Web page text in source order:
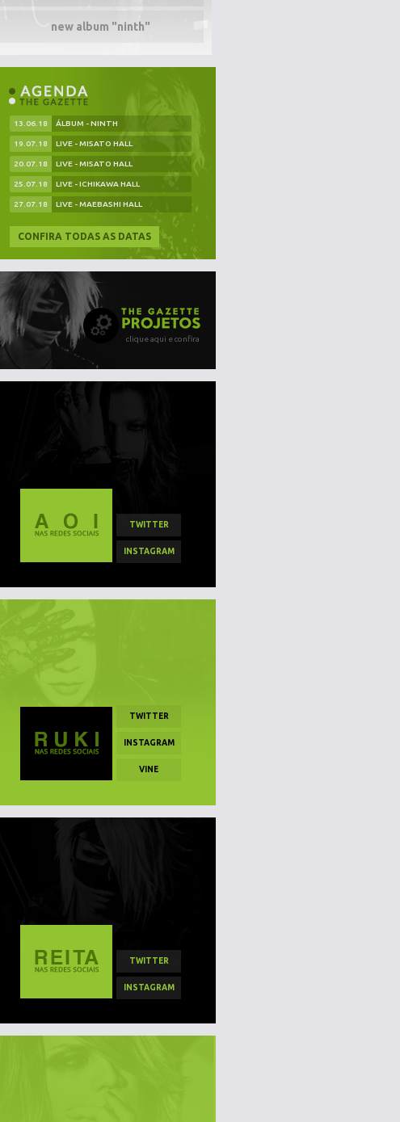
new album "ninth"
13.06.18 ÁLBUM - NINTH
19.07.18 LIVE - MISATO HALL
20.07.18 LIVE - MISATO HALL
25.07.18 LIVE - ICHIKAWA HALL
27.07.18 LIVE - MAEBASHI HALL
CONFIRA TODAS AS DATAS
clique aqui e confira
TWITTER
INSTAGRAM
TWITTER
INSTAGRAM
VINE
TWITTER
INSTAGRAM